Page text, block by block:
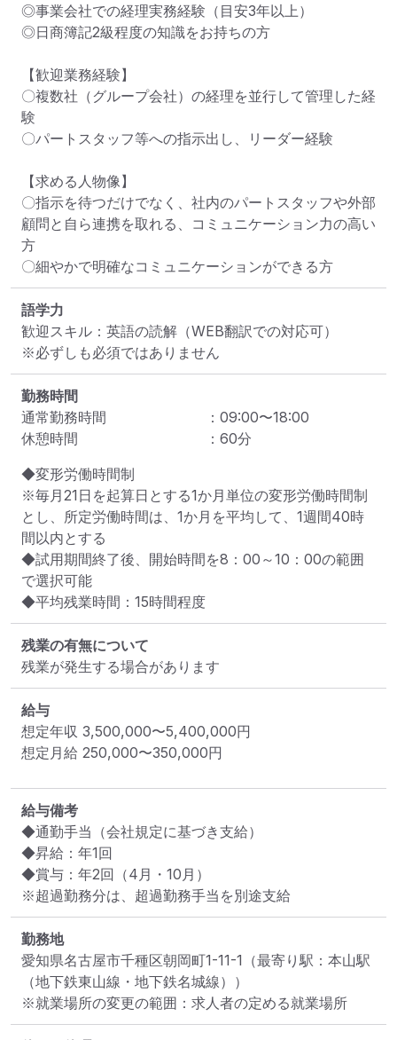
◎事業会社での経理実務経験（目安3年以上）
◎日商簿記2級程度の知識をお持ちの方
【歓迎業務経験】
〇複数社（グループ会社）の経理を並行して管理した経
験
〇パートスタッフ等への指示出し、リーダー経験
【求める人物像】
〇指示を待つだけでなく、社内のパートスタッフや外部
顧問と自ら連携を取れる、コミュニケーション力の高い
方
〇細やかで明確なコミュニケーションができる方
語学力
歓迎スキル：英語の読解（WEB翻訳での対応可）
※必ずしも必須ではありません
勤務時間
通常勤務時間
： 09:00〜18:00
休憩時間
： 60分
◆変形労働時間制
※毎月21日を起算日とする1か月単位の変形労働時間制
とし、所定労働時間は、1か月を平均して、1週間40時
間以内とする
◆試用期間終了後、開始時間を8：00～10：00の範囲
で選択可能
◆平均残業時間：15時間程度
残業の有無について
残業が発生する場合があります
給与
想定年収 3,500,000〜5,400,000円
想定月給 250,000〜350,000円
給与備考
◆通勤手当（会社規定に基づき支給）
◆昇給：年1回
◆賞与：年2回（4月・10月）
※超過勤務分は、超過勤務手当を別途支給
勤務地
愛知県名古屋市千種区朝岡町1-11-1 （最寄り駅：本山駅
（地下鉄東山線・地下鉄名城線））
※就業場所の変更の範囲：求人者の定める就業場所